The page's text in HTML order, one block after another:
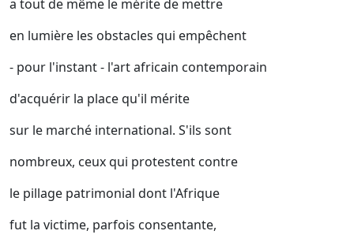
a tout de même le mérite de mettre
en lumière les obstacles qui empêchent
- pour l'instant - l'art africain contemporain
d'acquérir la place qu'il mérite
sur le marché international. S'ils sont
nombreux, ceux qui protestent contre
le pillage patrimonial dont l'Afrique
fut la victime, parfois consentante,